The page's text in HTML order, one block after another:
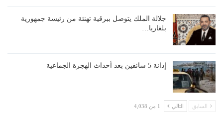
جلالة الملك يتوصل ببرقية تهنئة من رئيسة جمهورية
بلغاريا…
إدانة 5 سائقين بعد أحداث الهجرة الجماعية
السابق التالي 1 من 4,038